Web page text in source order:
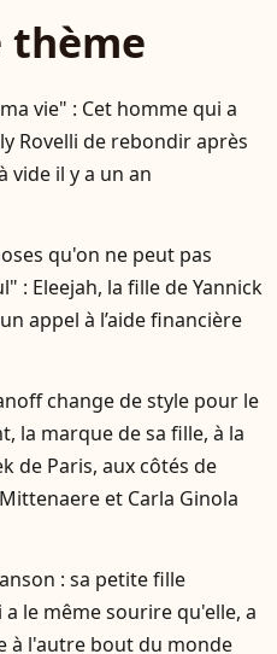
thème
vie" : Cet homme qui a
Rovelli de rebondir après
vide il y a un an
qu'on ne peut pas
: Eleejah, la fille de Yannick
appel à l’aide financière
change de style pour le
la marque de sa fille, à la
de Paris, aux côtés de
et Carla Ginola
: sa petite fille
a le même sourire qu'elle, a
à l'autre bout du monde